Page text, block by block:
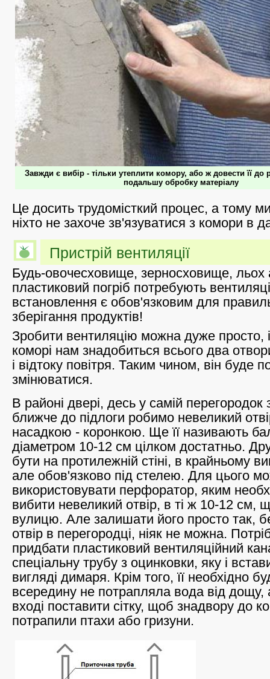
Завжди є вибір - тільки утеплити комору, або ж довести її
подальшу обробку матеріалу
Це досить трудомісткий процес, а тому
ніхто не захоче зв'язуватися з комори в
Пристрій вентиляції
Будь-овочесховище, зерносховище, льох
пластиковий погріб потребують
встановлення є обов'язковим для
зберігання продуктів!
Зробити вентиляцію можна дуже просто,
коморі нам знадобиться всього два
і відтоку повітря. Таким чином, він буде
змінюватися.
В районі двері, десь у самій перегородок
ближче до підлоги робимо невеликий
насадкою - коронкою. Ще її називають
діаметром 10-12 см цілком достатньо.
бути на протилежній стіні, в крайньому
але обов'язково під стелею. Для цього
використовувати перфоратор, яким
вибити невеликий отвір, в ті ж 10-12 см,
вулицю. Але залишати його просто так,
отвір в перегородці, ніяк не можна.
придбати пластиковий вентиляційний
спеціальну трубу з оцинковки, яку і
вигляді димаря. Крім того, її необхідно
всередину не потрапляла вода від дощу,
вході поставити сітку, щоб знадвору до
потрапили птахи або гризуни.